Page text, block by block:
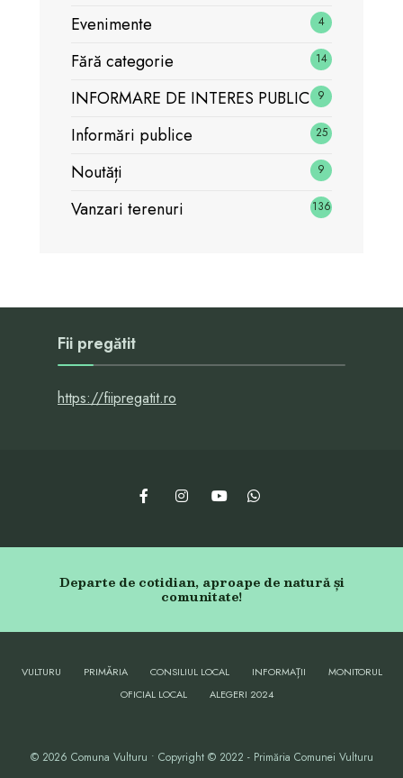
Evenimente 4
Fără categorie 14
INFORMARE DE INTERES PUBLIC 9
Informări publice 25
Noutăți 9
Vanzari terenuri 136
Fii pregătit
https://fiipregatit.ro
Departe de cotidian, aproape de natură și
comunitate!
VULTURU PRIMĂRIA CONSILIUL LOCAL INFORMAȚII
MONITORUL
OFICIAL LOCAL
ALEGERI 2024
© 2026 Comuna Vulturu • Copyright © 2022 - Primăria Comunei Vulturu